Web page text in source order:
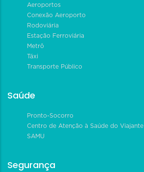
Aeroportos
Conexão Aeroporto
Rodoviária
Estação Ferroviária
Metrô
Táxi
Transporte Público
Saúde
Pronto-Socorro
Centro de Atenção à Saúde do Viajante
SAMU
Segurança